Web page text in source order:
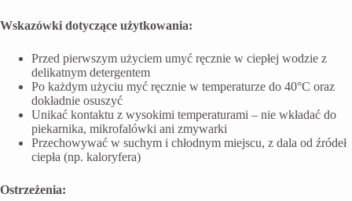
Wskazówki dotyczące użytkowania:
Przed pierwszym użyciem umyć ręcznie w ciepłej wodzie z
delikatnym detergentem
Po każdym użyciu myć ręcznie w temperaturze do 40°C oraz
dokładnie osuszyć
Unikać kontaktu z wysokimi temperaturami – nie wkładać do
piekarnika, mikrofalówki ani zmywarki
Przechowywać w suchym i chłodnym miejscu, z dala od źródeł
ciepła (np. kaloryfera)
Ostrzeżenia: